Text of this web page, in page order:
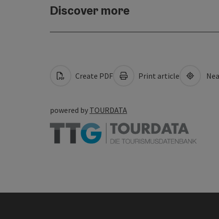
Discover more
Create PDF Print article
powered by TOURDATA